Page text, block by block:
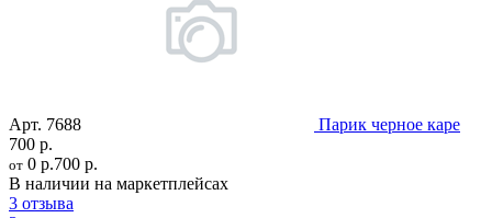
Арт. 7688
Парик черное каре
700 р.
от 0 р.700 р.
В наличии на маркетплейсах
3 отзыва